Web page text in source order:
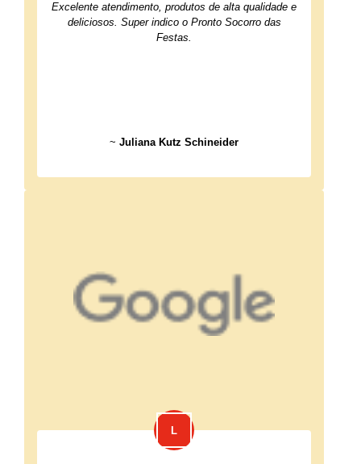
Excelente atendimento, produtos de alta qualidade e
deliciosos. Super indico o Pronto Socorro das
Festas.
~ Juliana Kutz Schineider